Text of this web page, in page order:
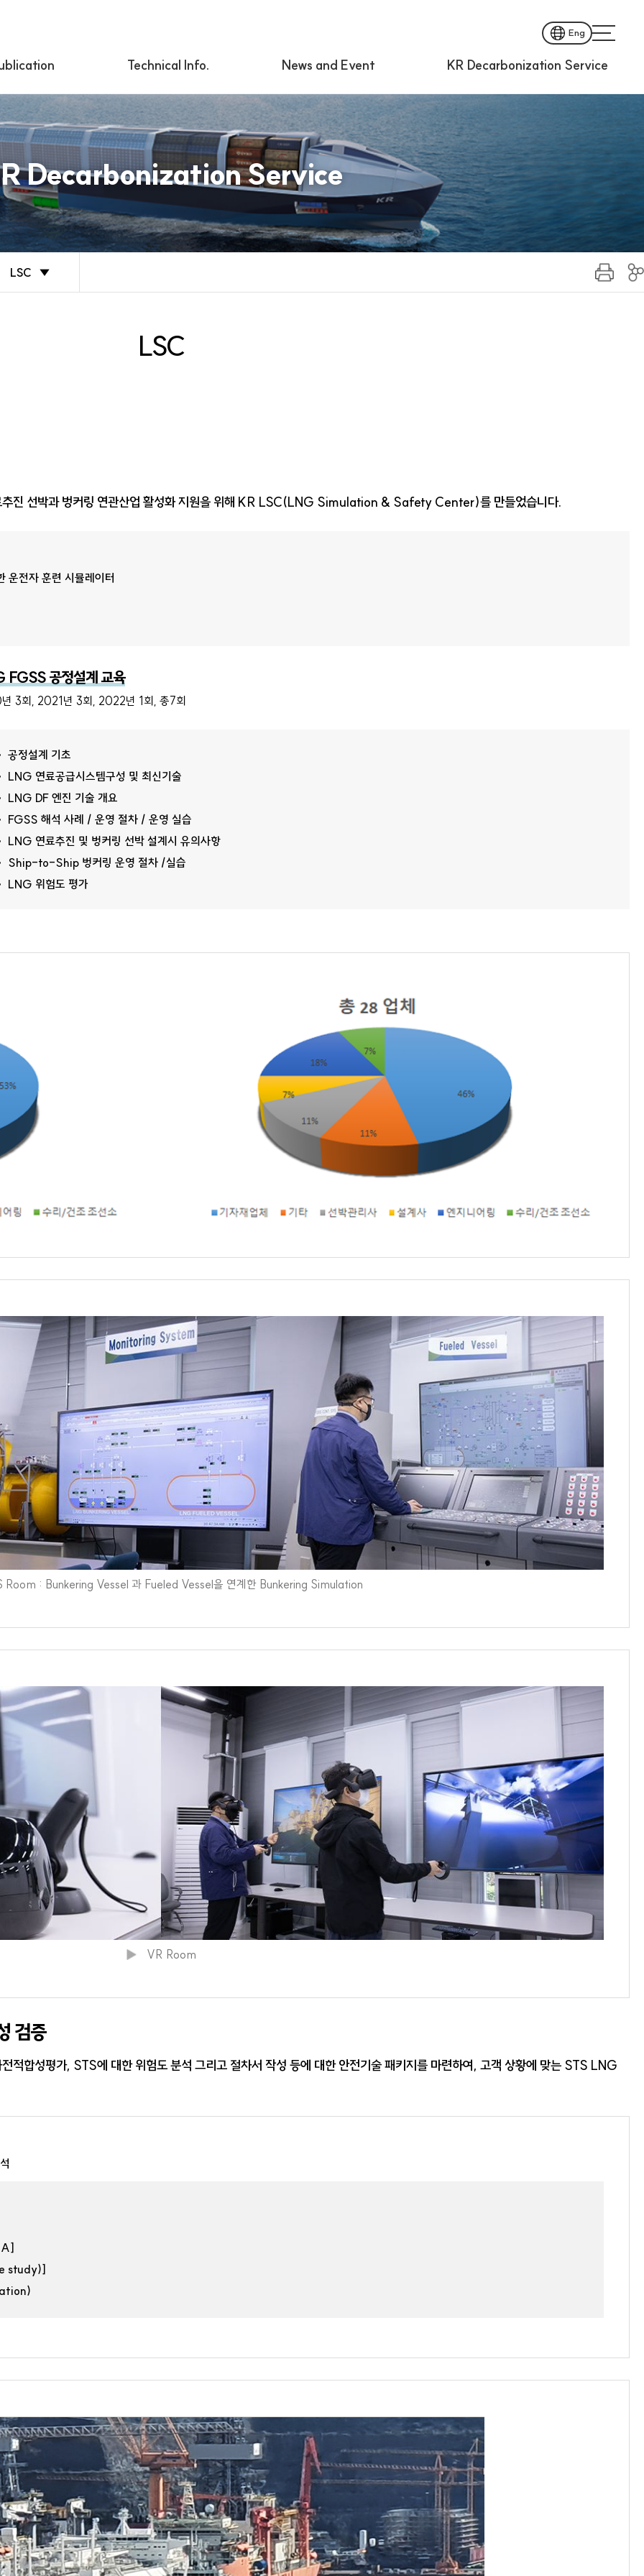
Technical Info. News and Event KR Decarbonization Service
Eng
Decarbonization Service
LSC
LSC
진 선박과 벙커링 연관산업 활성화 지원을 위해 KR LSC(LNG Simulation & Safety Center)를 만들었습니다.
운전자 훈련 시뮬레이터
FGSS 공정설계 교육
3회, 2021년 3회, 2022년 1회, 총7회
공정설계 기초
LNG 연료공급시스템구성 및 최신기술
LNG DF 엔진 기술 개요
FGSS 해석 사례 / 운영 절차 / 운영 실습
LNG 연료추진 및 벙커링 선박 설계시 유의사항
Ship-to-Ship 벙커링 운영 절차 /실습
LNG 위험도 평가
Room : Bunkering Vessel 과 Fueled Vessel을 연계한 Bunkering Simulation
VR Room
검증
합성평가, STS에 대한 위험도 분석 그리고 절차서 작성 등에 대한 안전기술 패키지를 마련하여, 고객 상황에 맞는 STS LNG
study)]